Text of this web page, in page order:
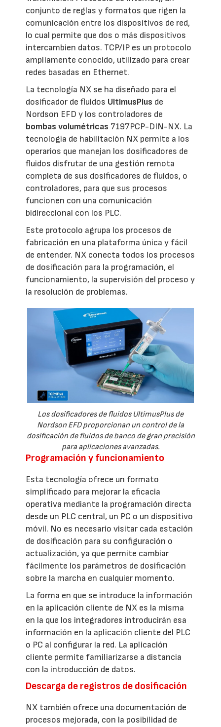
conjunto de reglas y formatos que rigen la
comunicación entre los dispositivos de red,
lo cual permite que dos o más dispositivos
intercambien datos. TCP/IP es un protocolo
ampliamente conocido, utilizado para crear
redes basadas en Ethernet.
La tecnología NX se ha diseñado para el
dosificador de fluidos UltimusPlus de
Nordson EFD y los controladores de
bombas volumétricas 7197PCP-DIN-NX. La
tecnología de habilitación NX permite a los
operarios que manejan los dosificadores de
fluidos disfrutar de una gestión remota
completa de sus dosificadores de fluidos, o
controladores, para que sus procesos
funcionen con una comunicación
bidireccional con los PLC.
Este protocolo agrupa los procesos de
fabricación en una plataforma única y fácil
de entender. NX conecta todos los procesos
de dosificación para la programación, el
funcionamiento, la supervisión del proceso y
la resolución de problemas.
Los dosificadores de fluidos UltimusPlus de
Nordson EFD proporcionan un control de la
dosificación de fluidos de banco de gran precisión
para aplicaciones avanzadas.
Programación y funcionamiento
Esta tecnología ofrece un formato
simplificado para mejorar la eficacia
operativa mediante la programación directa
desde un PLC central, un PC o un dispositivo
móvil. No es necesario visitar cada estación
de dosificación para su configuración o
actualización, ya que permite cambiar
fácilmente los parámetros de dosificación
sobre la marcha en cualquier momento.
La forma en que se introduce la información
en la aplicación cliente de NX es la misma
en la que los integradores introducirán esa
información en la aplicación cliente del PLC
o PC al configurar la red. La aplicación
cliente permite familiarizarse a distancia
con la introducción de datos.
Descarga de registros de dosificación
NX también ofrece una documentación de
procesos mejorada, con la posibilidad de